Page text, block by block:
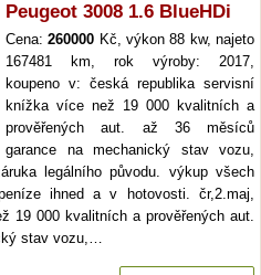
Peugeot 3008 1.6 BlueHDi
Cena:260000 Kč, výkon 88 kw, najeto
167481 km, rok výroby: 2017,
koupeno v: česká republika servisní
knížka více než 19 000 kvalitních a
prověřených aut. až 36 měsíců
garance na mechanický stav vozu,
legálního původu. výkup všech
ihned a v hotovosti. čr,2.maj,
19 000 kvalitních a prověřených aut.
stav vozu,…